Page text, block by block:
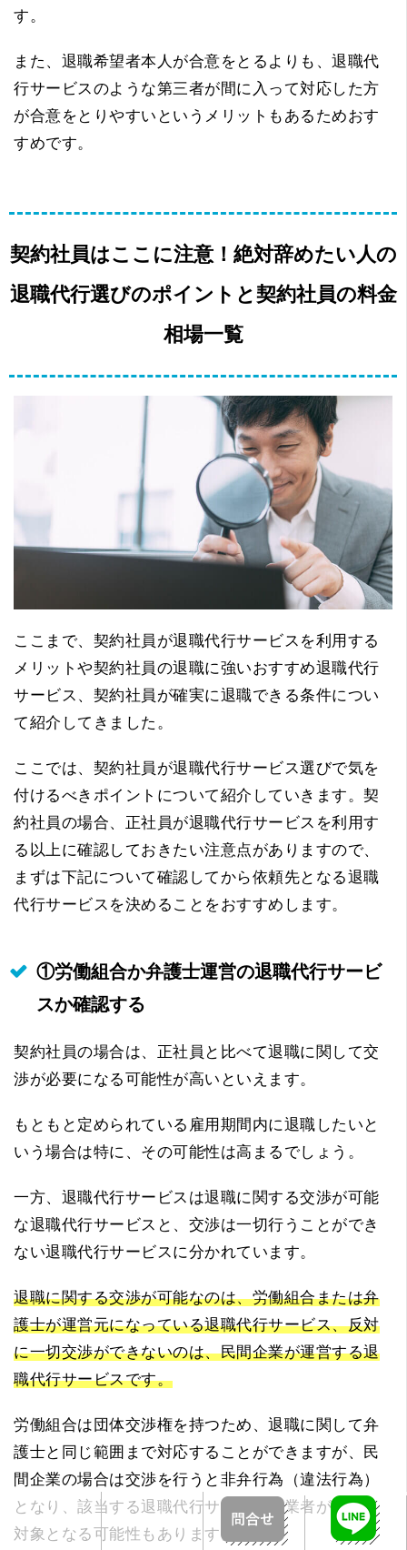
す。
また、退職希望者本人が合意をとるよりも、退職代
行サービスのような第三者が間に入って対応した方
が合意をとりやすいというメリットもあるためおす
すめです。
契約社員はここに注意！絶対辞めたい人の
退職代行選びのポイントと契約社員の料金
相場一覧
ここまで、契約社員が退職代行サービスを利用する
メリットや契約社員の退職に強いおすすめ退職代行
サービス、契約社員が確実に退職できる条件につい
て紹介してきました。
ここでは、契約社員が退職代行サービス選びで気を
付けるべきポイントについて紹介していきます。契
約社員の場合、正社員が退職代行サービスを利用す
る以上に確認しておきたい注意点がありますので、
まずは下記について確認してから依頼先となる退職
代行サービスを決めることをおすすめします。
①労働組合か弁護士運営の退職代行サービ
スか確認する
契約社員の場合は、正社員と比べて退職に関して交
渉が必要になる可能性が高いといえます。
もともと定められている雇用期間内に退職したいと
いう場合は特に、その可能性は高まるでしょう。
一方、退職代行サービスは退職に関する交渉が可能
な退職代行サービスと、交渉は一切行うことができ
ない退職代行サービスに分かれています。
退職に関する交渉が可能なのは、労働組合または弁
護士が運営元になっている退職代行サービス、反対
に一切交渉ができないのは、民間企業が運営する退
職代行サービスです。
労働組合は団体交渉権を持つため、退職に関して弁
護士と同じ範囲まで対応することができますが、民
間企業の場合は交渉を行うと非弁行為（違法行為）
となり、該当する退職代行サービス事業者が処罰の
対象となる可能性もあります。